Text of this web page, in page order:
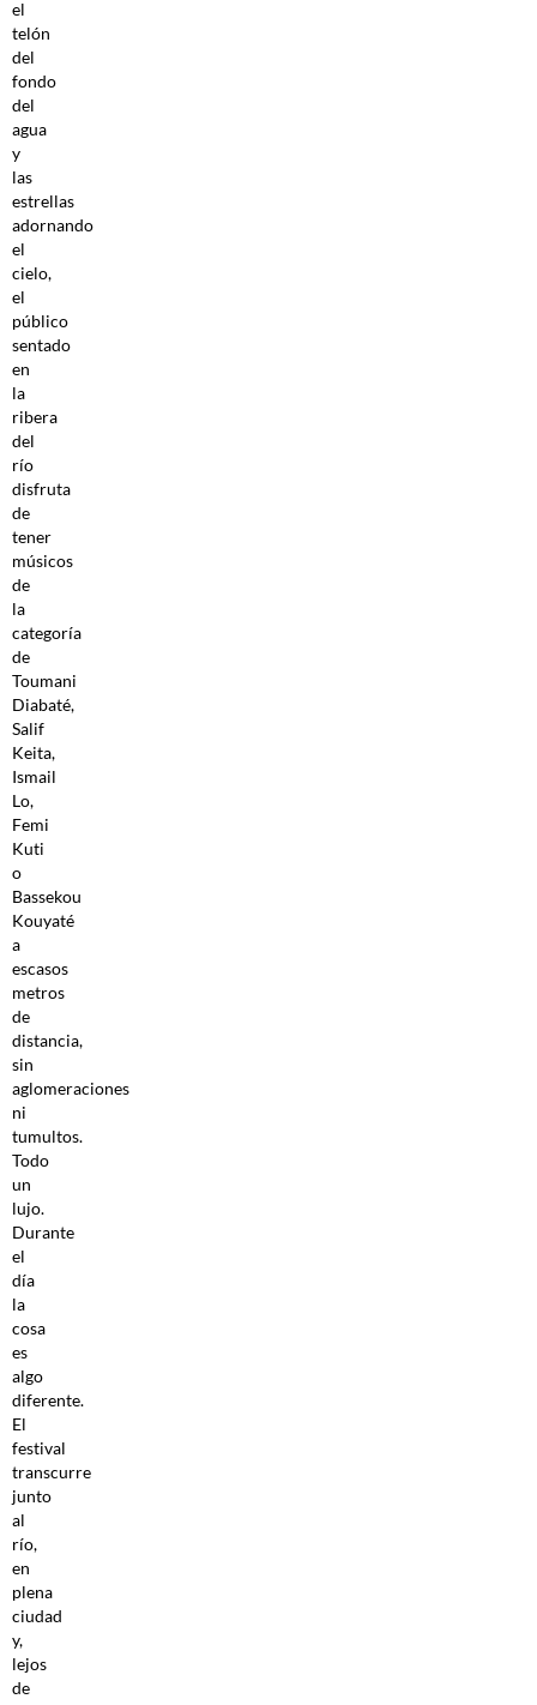
el
telón
del
fondo
del
agua
y
las
estrellas
adornando
el
cielo,
el
público
sentado
en
la
ribera
del
río
disfruta
de
tener
músicos
de
la
categoría
de
Toumani
Diabaté,
Salif
Keita,
Ismail
Lo,
Femi
Kuti
o
Bassekou
Kouyaté
a
escasos
metros
de
distancia,
sin
aglomeraciones
ni
tumultos.
Todo
un
lujo.
Durante
el
día
la
cosa
es
algo
diferente.
El
festival
transcurre
junto
al
río,
en
plena
ciudad
y,
lejos
de